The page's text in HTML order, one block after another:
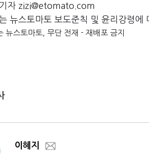
자 zizi@etomato.com
뉴스토마토 보도준칙 및 윤리강령에
뉴스토마토, 무단 전재 - 재배포 금지
이혜지